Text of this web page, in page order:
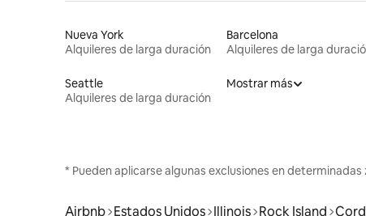
Nueva York
Alquileres de larga duración
Barcelona
Alquileres de larga
Seattle
Alquileres de larga duración
Mostrar más
* Pueden aplicarse algunas exclusiones en
Airbnb Estados Unidos Illinois Rock Island